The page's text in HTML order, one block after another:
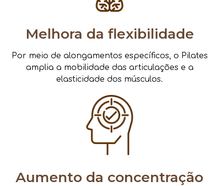
Melhora da flexibilidade
Por meio de alongamentos específicos, o Pilates
amplia a mobilidade das articulações e a
elasticidade dos músculos.
Aumento da concentração